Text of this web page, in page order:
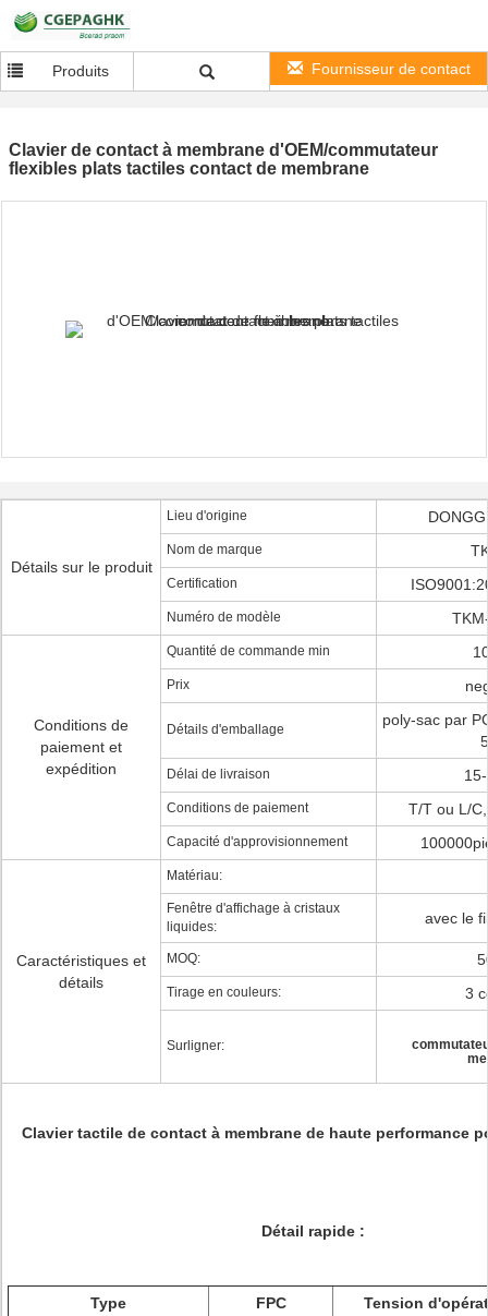
Produits Fournisseur de contact
Clavier de contact à membrane d'OEM/commutateur
flexibles plats tactiles contact de membrane
Détails sur le produit
Lieu d'origine
Nom de marque
Certification
Numéro de modèle
Conditions de
paiement et
expédition
Quantité de commande min
Prix
Détails d'emballage
poly-sac par
Délai de livraison
Conditions de paiement T/T ou L/
Capacité d'approvisionnement
Caractéristiques et
détails
Matériau:
Fenêtre d'affichage à cristaux
liquides:
avec le
MOQ:
Tirage en couleurs: 3
Surligner:
Clavier tactile de contact à membrane de haute performance
Détail rapide :
Type FPC Tension